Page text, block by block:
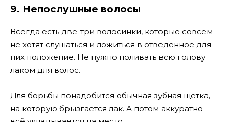
9. Непослушные волосы
Всегда есть две-три волосинки, которые совсем
не хотят слушаться и ложиться в отведенное для
них положение. Не нужно поливать всю голову
лаком для волос.
Для борьбы понадобится обычная зубная щётка,
на которую брызгается лак. А потом аккуратно